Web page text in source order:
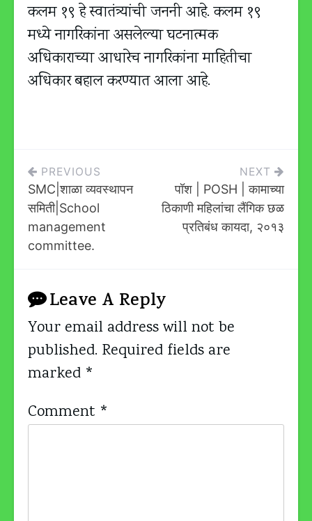
कलम १९ हे स्वातंत्र्यांची जननी आहे. कलम १९
मध्ये नागरिकांना असलेल्या घटनात्मक
अधिकाराच्या आधारेच नागरिकांना माहितीचा
अधिकार बहाल करण्यात आला आहे.
Post
Navigation
PREVIOUS
SMC|शाळा व्यवस्थापन
समिती|School
management
committee.
NEXT
पॉश | POSH | कामाच्या
ठिकाणी महिलांचा लैंगिक छळ
प्रतिबंध कायदा, २०१३
Leave A Reply
Your email address will not be
published. Required fields are
marked *
Comment *